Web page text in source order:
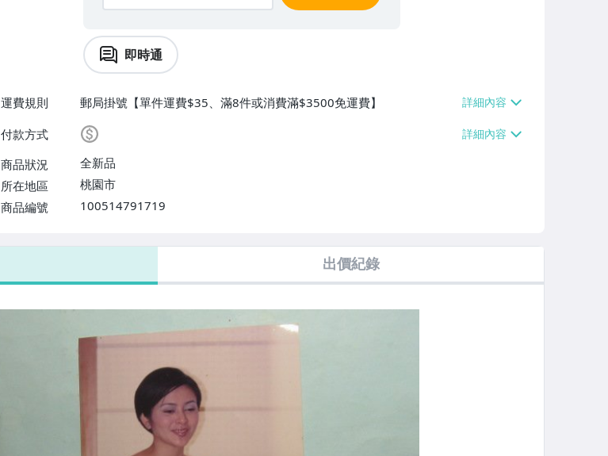
即時通
運費規則
郵局掛號【單件運費$35、滿8件或消費滿$3500免運費】
付款方式
商品狀況
全新品
所在地區
桃園市
商品編號
100514791719
出價紀錄